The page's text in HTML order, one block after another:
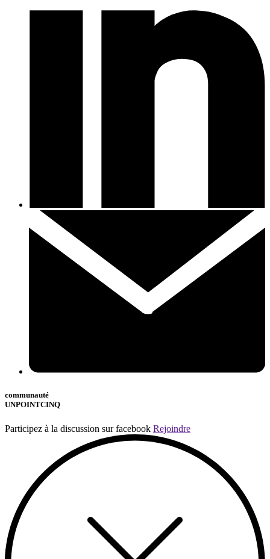
communauté
UNPOINTCINQ
Participez à la discussion sur facebook Rejoindre